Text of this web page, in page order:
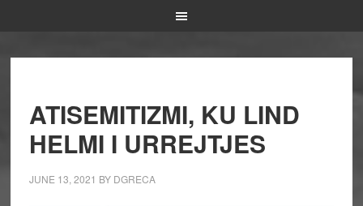
ATISEMITIZMI, KU LIND
HELMI I URREJTJES
JUNE 13, 2021 BY DGRECA